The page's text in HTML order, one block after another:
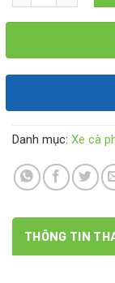
Danh mục: Xe cà
THÔNG TIN